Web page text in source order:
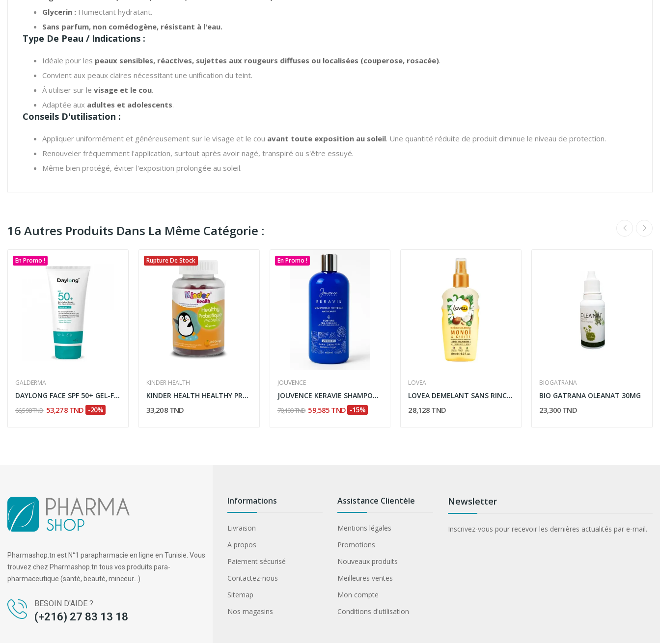
Glycerin : Humectant hydratant.
Sans parfum, non comédogène, résistant à l'eau.
Type De Peau / Indications :
Idéale pour les peaux sensibles, réactives, sujettes aux rougeurs diffuses ou localisées (couperose, rosacée).
Convient aux peaux claires nécessitant une unification du teint.
À utiliser sur le visage et le cou.
Adaptée aux adultes et adolescents.
Conseils D'utilisation :
Appliquer uniformément et généreusement sur le visage et le cou avant toute exposition au soleil. Une quantité réduite de produit diminue le niveau de protection.
Renouveler fréquemment l'application, surtout après avoir nagé, transpiré ou s'être essuyé.
Même bien protégé, éviter l'exposition prolongée au soleil.
16 Autres Produits Dans La Même Catégorie :
En Promo !
GALDERMA
DAYLONG FACE SPF 50+ GEL-FLUIDE LEGER 50ML
66,598 TND 53,278 TND -20%
Rupture De Stock
KINDER HEALTH
KINDER HEALTH HEALTHY PROBIOTIQUE 60 GUMMIES
33,208 TND
En Promo !
JOUVENCE
JOUVENCE KERAVIE SHAMPOOING ANTI CHUTE 400ML
70,100 TND 59,585 TND -15%
LOVEA
LOVEA DEMELANT SANS RINCAGE MONOI & KARITE...
28,128 TND
BIOGATRANA
BIO GATRANA OLEANAT 30MG
23,300 TND
Pharmashop.tn est N°1 parapharmacie en ligne en Tunisie. Vous
trouvez chez Pharmashop.tn tous vos produits para-
pharmaceutique (santé, beauté, minceur...)
BESOIN D'AIDE ?
(+216) 27 83 13 18
Informations
Livraison
A propos
Paiement sécurisé
Contactez-nous
Sitemap
Nos magasins
Assistance Clientèle
Mentions légales
Promotions
Nouveaux produits
Meilleures ventes
Mon compte
Conditions d'utilisation
Newsletter
Inscrivez-vous pour recevoir les dernières actualités par e-mail.